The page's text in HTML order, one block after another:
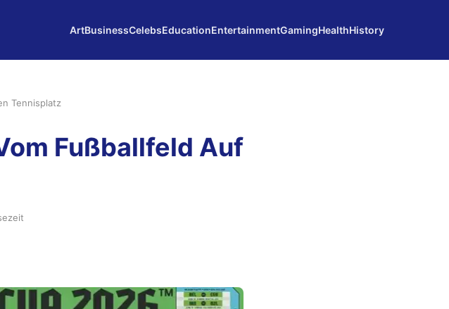
ArtBusinessCelebsEducationEntertainmentGamingHealthHistory
Tennisplatz
Fußballfeld Auf